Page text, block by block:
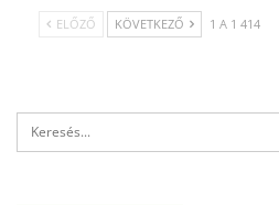
ELŐZŐ KÖVETKEZŐ 1 A 1 414